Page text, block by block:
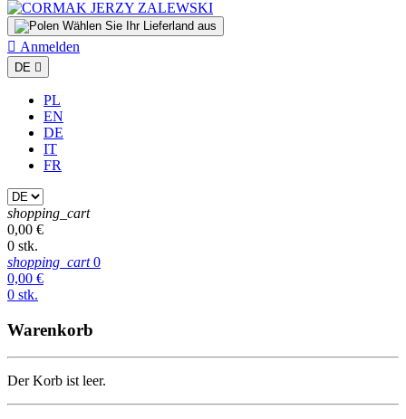
Wählen Sie Ihr Lieferland aus
 Anmelden
DE 
PL
EN
DE
IT
FR
shopping_cart
0,00 €
0 stk.
shopping_cart 0
0,00 €
0 stk.
Warenkorb
Der Korb ist leer.